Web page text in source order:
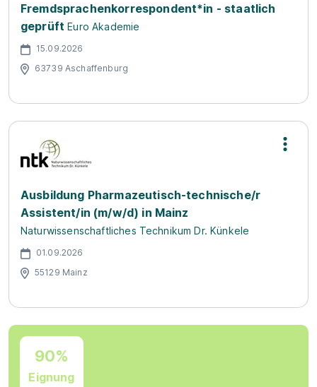
Fremdsprachenkorrespondent*in - staatlich
geprüft Euro Akademie
15.09.2026
63739 Aschaffenburg
Ausbildung Pharmazeutisch-technische/r
Assistent/in (m/w/d) in Mainz
Naturwissenschaftliches Technikum Dr. Künkele
01.09.2026
55129 Mainz
90%
Eignung